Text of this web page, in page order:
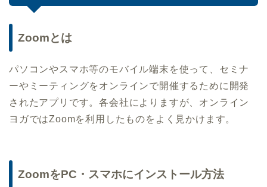
Zoomとは
パソコンやスマホ等のモバイル端末を使って、セミナ
ーやミーティングをオンラインで開催するために開発
されたアプリです。各会社によりますが、オンライン
ヨガではZoomを利用したものをよく見かけます。
ZoomをPC・スマホにインストール方法